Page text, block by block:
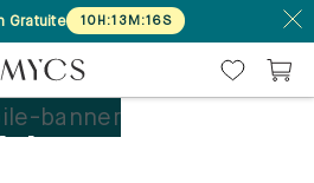
Gratuite 10 H:13M:16S
Ton